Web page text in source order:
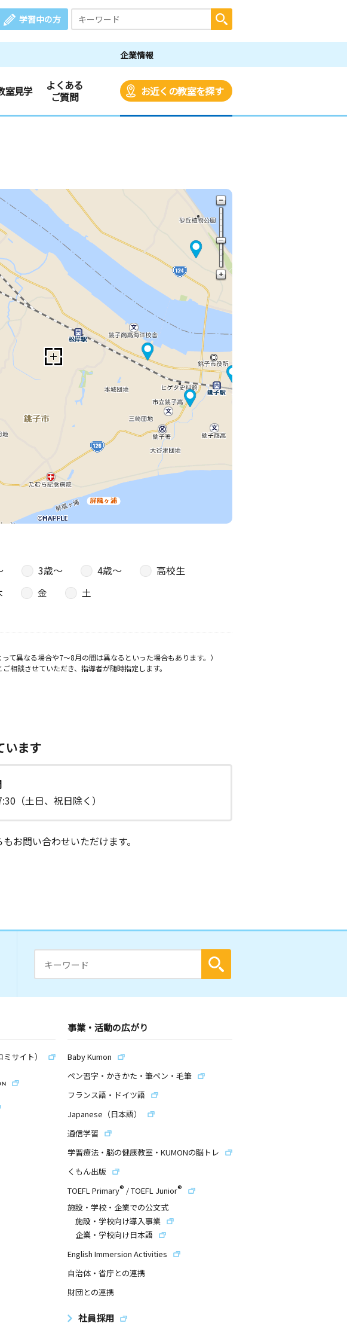
学習中の方
企業情報
室見学
よくある
ご質問
お近くの教室を探す
3歳〜 4歳〜
高校生
金
土
異なる場合や7～8月の間は異なるといった場合もあります。）
談させていただき、指導者が随時指定します。
います
（土日、祝日除く）
お問い合わせいただけます。
サイト）
事業・活動の広がり
Baby Kumon
ペン習字・かきかた・筆ペン・毛筆
フランス語・ドイツ語
Japanese（日本語）
通信学習
学習療法・脳の健康教室・KUMONの脳トレ
くもん出版
TOEFL Primary® /TOEFL Junior®
施設・学校・企業での公文式
施設・学校向け導入事業
企業・学校向け日本語
English Immersion Activities
自治体・省庁との連携
財団との連携
社員採用